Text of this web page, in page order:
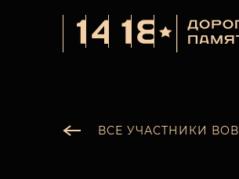
ВСЕ УЧАСТНИКИ ВОВ